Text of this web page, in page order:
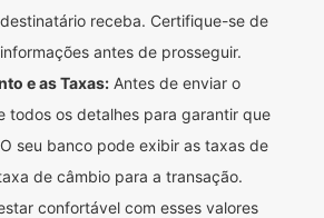
receba. Certifique-se de
antes de prosseguir.
e as Taxas: Antes de enviar o
todos os detalhes para garantir que
seu banco pode exibir as taxas de
de câmbio para a transação.
confortável com esses valores